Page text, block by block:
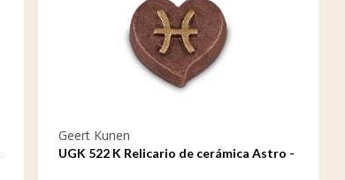
Geert Kunen
UGK 522 K Relicario de cerámica Astro -